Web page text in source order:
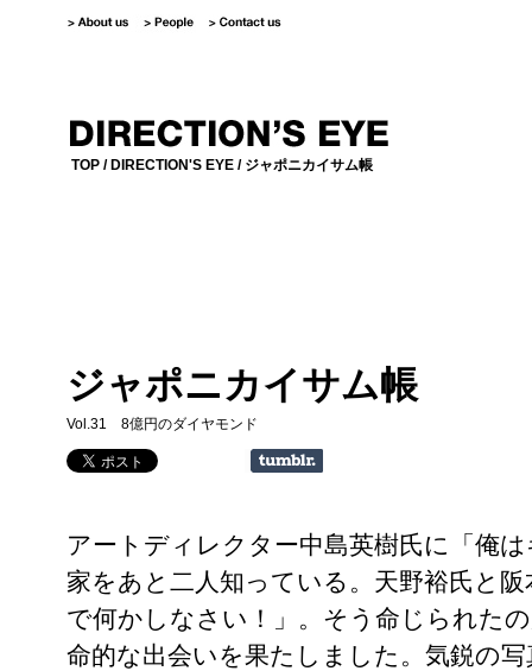
TOP / DIRECTION'S EYE / ジャポニカイサム帳
ジャポニカイサム帳
Vol.31 8億円のダイヤモンド
アートディレクター中島英樹氏に「俺
家をあと二人知っている。天野裕氏と
で何かしなさい！」。そう命じられた
命的な出会いを果たしました。気鋭の